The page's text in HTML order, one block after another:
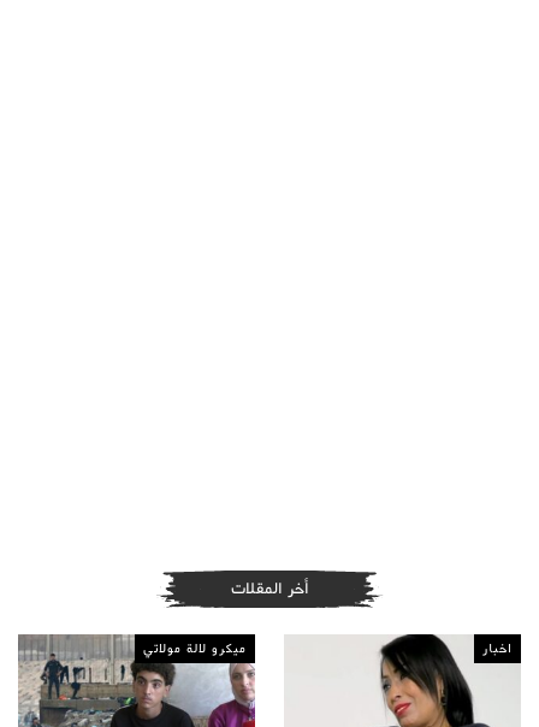
أخر المقلات
اخبار ميكرو لالة مولاتي